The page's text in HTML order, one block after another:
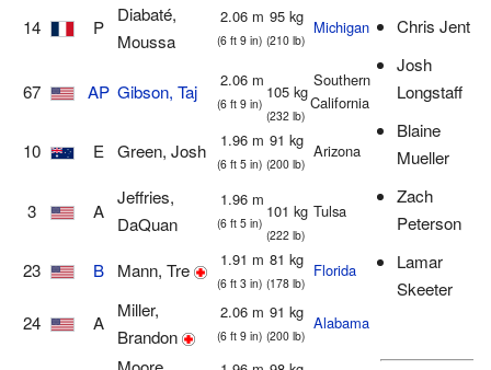
14 P
Diabaté,
Moussa
2.06 m
(6 ft 9 in)
95 kg
(210 lb)
Michigan
67 AP Gibson, Taj
2.06 m
(6 ft 9 in)
105 kg
(232 lb)
Southern
California
10 E Green, Josh 1.96 m
(6 ft 5 in)
91 kg
(200 lb)
Arizona
3 A
Jeffries,
DaQuan
1.96 m
(6 ft 5 in)
101 kg
(222 lb)
Tulsa
23 B Mann, Tre 1.91 m
(6 ft 3 in)
81 kg
(178 lb)
Florida
24 A
Miller,
Brandon
2.06 m
(6 ft 9 in)
91 kg
(200 lb)
Alabama
Chris Jent
Josh
Longstaff
Blaine
Mueller
Zach
Peterson
Lamar
Skeeter